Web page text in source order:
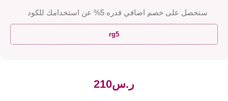
ستحصل على خصم اضافي قدره 5% عن استخدامك للكود
rg5
ر.س